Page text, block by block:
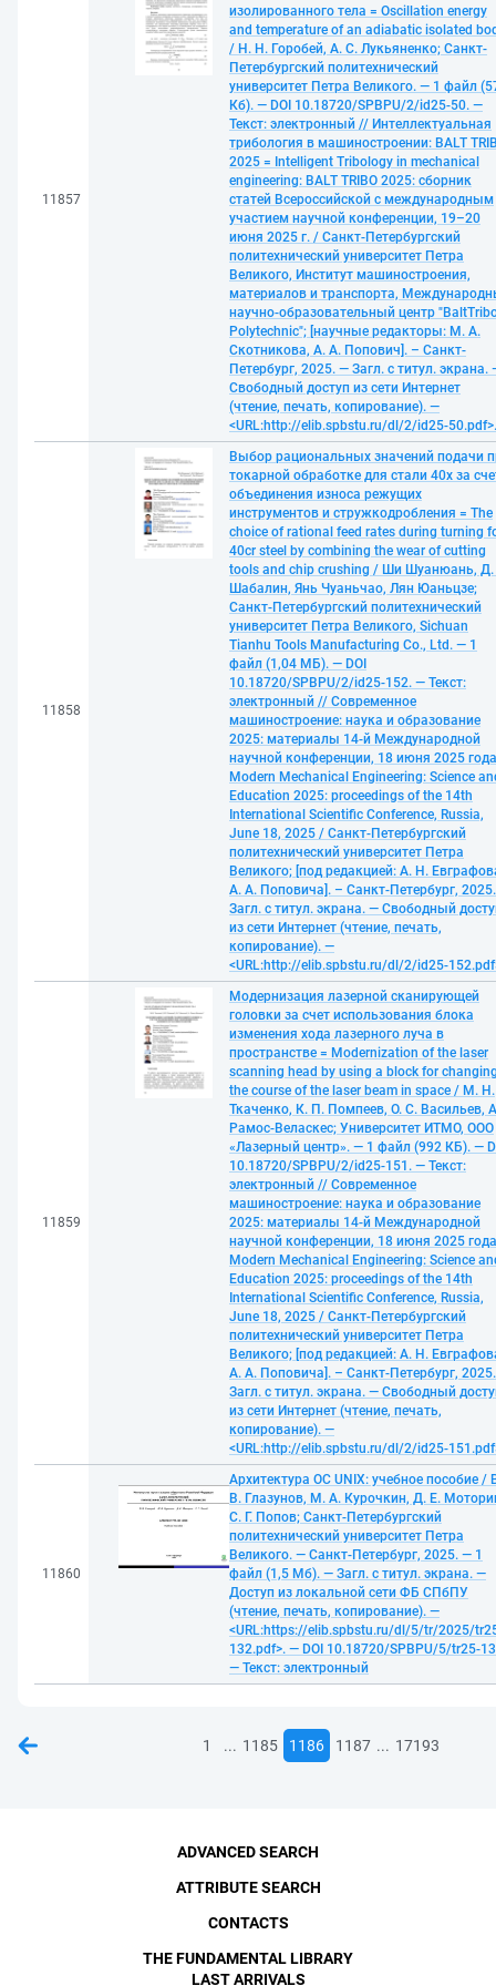
11857
изолированного тела = Oscillation energy
and temperature of an adiabatic isolated
/ Н. Н. Горобей, А. С. Лукьяненко; Санкт-
Петербургский политехнический
университет Петра Великого. — 1 файл
Кб). — DOI 10.18720/SPBPU/2/id25-50. —
Текст: электронный // Интеллектуальная
трибология в машиностроении: BALT
2025 = Intelligent Tribology in mechanical
engineering: BALT TRIBO 2025: сборник
статей Всероссийской с международным
участием научной конференции, 19–20
июня 2025 г. / Санкт-Петербургский
политехнический университет Петра
Великого, Институт машиностроения,
материалов и транспорта,
научно-образовательный центр
Polytechnic"; [научные редакторы: М. А.
Скотникова, А. А. Попович]. – Санкт-
Петербург, 2025. — Загл. с титул. экрана.
Свободный доступ из сети Интернет
(чтение, печать, копирование). —
<URL:http://elib.spbstu.ru/dl/2/id25-50.pdf>.
11858
Выбор рациональных значений подачи
токарной обработке для стали 40х за
объединения износа режущих
инструментов и стружкодробления = The
choice of rational feed rates during turning
40cr steel by combining the wear of cutting
tools and chip crushing / Ши Шуанюань,
Шабалин, Янь Чуаньчао, Лян Юаньцзе;
Санкт-Петербургский политехнический
университет Петра Великого, Sichuan
Tianhu Tools Manufacturing Co., Ltd. — 1
файл (1,04 МБ). — DOI
10.18720/SPBPU/2/id25-152. — Текст:
электронный // Современное
машиностроение: наука и образование
2025: материалы 14-й Международной
научной конференции, 18 июня 2025
Modern Mechanical Engineering: Science
Education 2025: proceedings of the 14th
International Scientific Conference, Russia,
June 18, 2025 / Санкт-Петербургский
политехнический университет Петра
Великого; [под редакцией: А. Н.
А. А. Поповича]. – Санкт-Петербург,
Загл. с титул. экрана. — Свободный
из сети Интернет (чтение, печать,
копирование). —
<URL:http://elib.spbstu.ru/dl/2/id25-
11859
Модернизация лазерной сканирующей
головки за счет использования блока
изменения хода лазерного луча в
пространстве = Modernization of the laser
scanning head by using a block for
the course of the laser beam in space / М. Н.
Ткаченко, К. П. Помпеев, О. С. Васильев,
Рамос-Веласкес; Университет ИТМО, ООО
«Лазерный центр». — 1 файл (992 КБ). —
10.18720/SPBPU/2/id25-151. — Текст:
электронный // Современное
машиностроение: наука и образование
2025: материалы 14-й Международной
научной конференции, 18 июня 2025
Modern Mechanical Engineering: Science
Education 2025: proceedings of the 14th
International Scientific Conference, Russia,
June 18, 2025 / Санкт-Петербургский
политехнический университет Петра
Великого; [под редакцией: А. Н.
А. А. Поповича]. – Санкт-Петербург,
Загл. с титул. экрана. — Свободный
из сети Интернет (чтение, печать,
копирование). —
<URL:http://elib.spbstu.ru/dl/2/id25-
11860
Архитектура ОС UNIX: учебное пособие /
В. Глазунов, М. А. Курочкин, Д. Е.
С. Г. Попов; Санкт-Петербургский
политехнический университет Петра
Великого. — Санкт-Петербург, 2025. — 1
файл (1,5 Мб). — Загл. с титул. экрана. —
Доступ из локальной сети ФБ СПбПУ
(чтение, печать, копирование). —
<URL:https://elib.spbstu.ru/dl/5/tr/2025/
132.pdf>. — DOI 10.18720/SPBPU/5/tr25-
— Текст: электронный
1 ... 1185 1186 1187 ... 17193
ADVANCED SEARCH
ATTRIBUTE SEARCH
CONTACTS
THE FUNDAMENTAL LIBRARY
LAST ARRIVALS